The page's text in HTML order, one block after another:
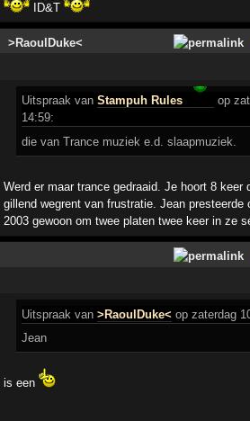
ID&T
>RaoulDuke<
Uitspraak vanStampuh Rules
op
14:59:
die van Trance muziek e.d. slaapmuziek.
Werd er maar trance gedraaid. Je hoort 8 keer
gillend wegrent van frustratie. Jean
2003 gewoon om twee platen twee keer in ze
Uitspraak van>RaoulDuke< op zaterdag
Jean
is een